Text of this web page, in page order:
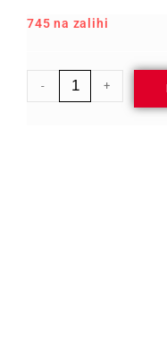
745 na zalihi
- +